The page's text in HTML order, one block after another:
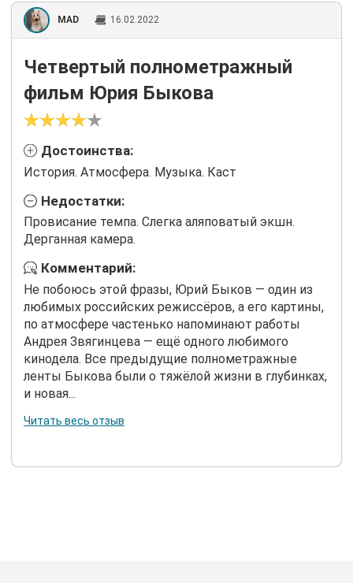
MAD 16.02.2022
Четвертый полнометражный
фильм Юрия Быкова
Достоинства:
История. Атмосфера. Музыка. Каст
Недостатки:
Провисание темпа. Слегка аляповатый экшн.
Дерганная камера.
Комментарий:
Не побоюсь этой фразы, Юрий Быков — один из
любимых российских режиссёров, а его картины,
по атмосфере частенько напоминают работы
Андрея Звягинцева — ещё одного любимого
кинодела. Все предыдущие полнометражные
ленты Быкова были о тяжёлой жизни в глубинках,
и новая...
Читать весь отзыв